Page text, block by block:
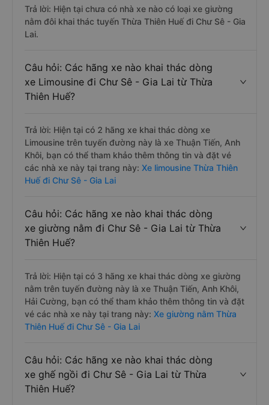
Trả lời: Hiện tại chưa có nhà xe nào có loại xe giường
nằm đôi khai thác tuyến Thừa Thiên Huế đi Chư Sê - Gia
Lai.
Câu hỏi: Các hãng xe nào khai thác dòng
xe Limousine đi Chư Sê - Gia Lai từ Thừa
Thiên Huế?
Trả lời: Hiện tại có 2 hãng xe khai thác dòng xe
Limousine trên tuyến đường này là xe Thuận Tiến, Anh
Khôi, bạn có thể tham khảo thêm thông tin và đặt vé
các nhà xe này tại trang này: Xe limousine Thừa Thiên
Huế đi Chư Sê - Gia Lai
Câu hỏi: Các hãng xe nào khai thác dòng
xe giường nằm đi Chư Sê - Gia Lai từ Thừa
Thiên Huế?
Trả lời: Hiện tại có 3 hãng xe khai thác dòng xe giường
nằm trên tuyến đường này là xe Thuận Tiến, Anh Khôi,
Hải Cường, bạn có thể tham khảo thêm thông tin và đặt
vé các nhà xe này tại trang này: Xe giường nằm Thừa
Thiên Huế đi Chư Sê - Gia Lai
Câu hỏi: Các hãng xe nào khai thác dòng
xe ghế ngồi đi Chư Sê - Gia Lai từ Thừa
Thiên Huế?